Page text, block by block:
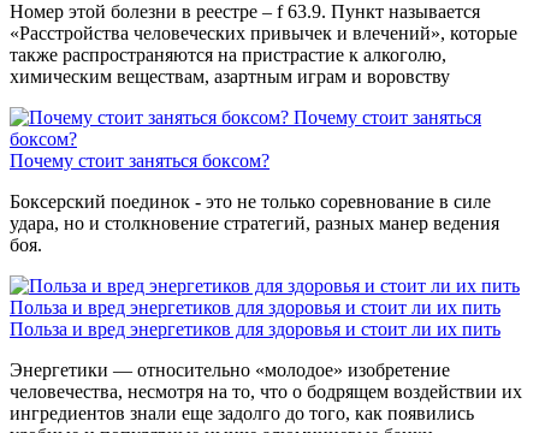
Номер этой болезни в реестре – f 63.9. Пункт называется
«Расстройства человеческих привычек и влечений», которые
также распространяются на пристрастие к алкоголю,
химическим веществам, азартным играм и воровству
Почему стоит заняться
боксом?
Почему стоит заняться боксом?
Боксерский поединок - это не только соревнование в силе
удара, но и столкновение стратегий, разных манер ведения
боя.
Польза и вред энергетиков для здоровья и стоит ли их пить
Польза и вред энергетиков для здоровья и стоит ли их пить
Энергетики — относительно «молодое» изобретение
человечества, несмотря на то, что о бодрящем воздействии их
ингредиентов знали еще задолго до того, как появились